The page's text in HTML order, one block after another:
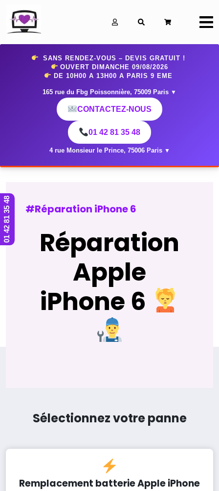
SANS RENDEZ-VOUS – DEVIS GRATUIT !
OUVERT DIMANCHE 09/08/2026
DE 10H00 A 13H00 A PARIS 9 EME
165 rue du Fbg Poissonnière, 75009 Paris ▼
CONTACTEZ-NOUS
01 42 81 35 48
4 rue Monsieur le Prince, 75006 Paris ▼
#Réparation iPhone 6
Réparation
Apple
iPhone 6
Sélectionnez votre panne
Remplacement batterie Apple iPhone
01 42 81 35 48